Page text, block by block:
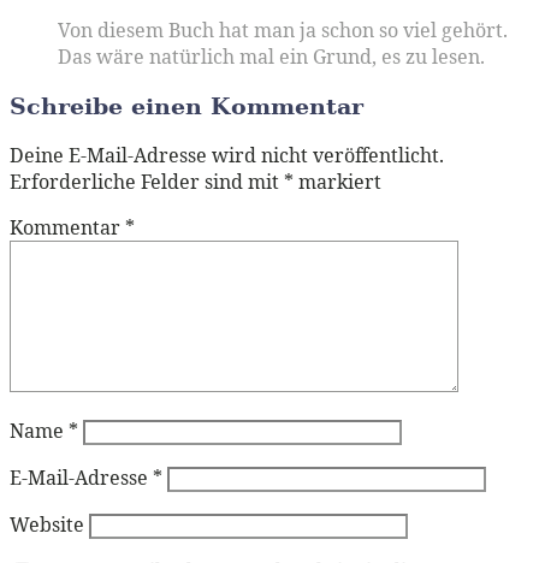
Von diesem Buch hat man ja schon so viel gehört.
Das wäre natürlich mal ein Grund, es zu lesen.
Schreibe einen Kommentar
Deine E-Mail-Adresse wird nicht veröffentlicht.
Erforderliche Felder sind mit * markiert
Kommentar *
Name *
E-Mail-Adresse *
Website